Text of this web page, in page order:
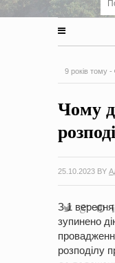
9 років тому -
на період
проектів- 0
Чому
25.10.2023 BY
З 1
зупинено
розподілу